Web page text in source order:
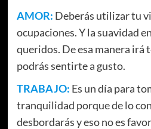
AMOR: Deberás utilizar tu
ocupaciones. Y la suavidad
queridos. De esa manera irá
podrás sentirte a gusto.
TRABAJO: Es un día para
tranquilidad porque de lo
desbordarás y eso no es